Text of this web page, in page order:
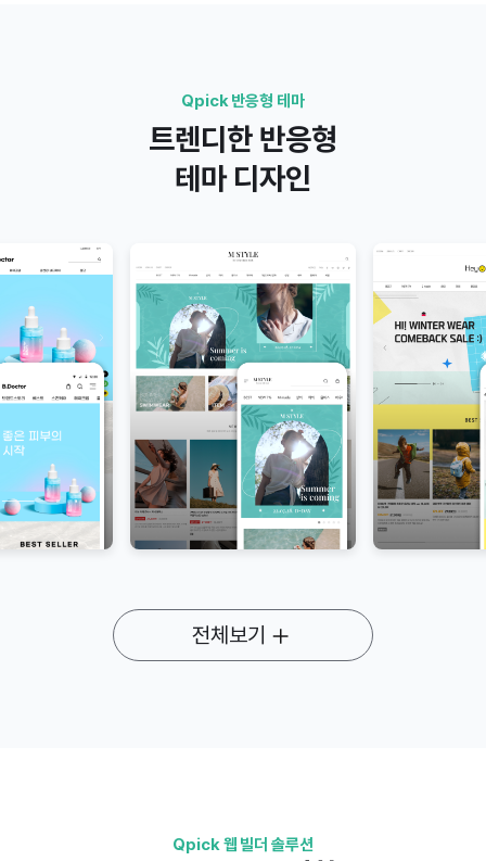
Qpick 반응형 테마
트렌디한 반응형
테마 디자인
전체보기
Qpick 웹 빌더 솔루션